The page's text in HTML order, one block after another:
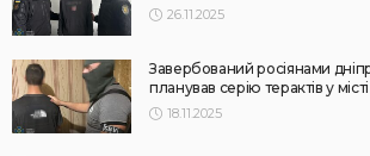
26.11.2025
Завербований росіянами
планував серію терактів у місті
18.11.2025